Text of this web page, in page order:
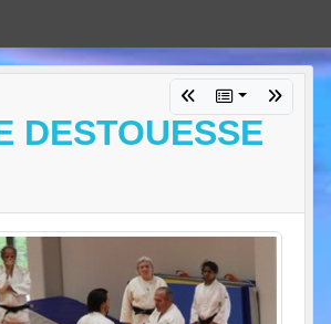
DESTOUESSE